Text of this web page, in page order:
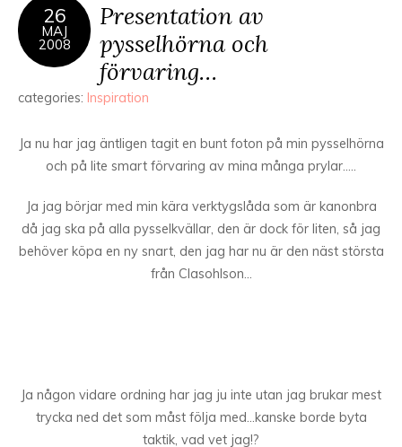
26
MAJ
2008
Presentation av
pysselhörna och
förvaring…
categories: Inspiration
Ja nu har jag äntligen tagit en bunt foton på min pysselhörna
och på lite smart förvaring av mina många prylar…..
Ja jag börjar med min kära verktygslåda som är kanonbra
då jag ska på alla pysselkvällar, den är dock för liten, så jag
behöver köpa en ny snart, den jag har nu är den näst största
från Clasohlson…
Ja någon vidare ordning har jag ju inte utan jag brukar mest
trycka ned det som måst följa med…kanske borde byta
taktik, vad vet jag!?